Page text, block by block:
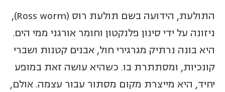
התולעת, הידועה בשם תולעת רוס (Ross worm),
ניזונה על ידי סינון פלנקטון וחומר אורגני ממי הים.
היא בונה נרתיק מגרגירי חול, אבנים קטנות ושברי
קונכיות, ומסתתרת בו. כשהיא עושה זאת במופע
יחיד, היא מייצרת מקום מסתור עבור עצמה. אולם,